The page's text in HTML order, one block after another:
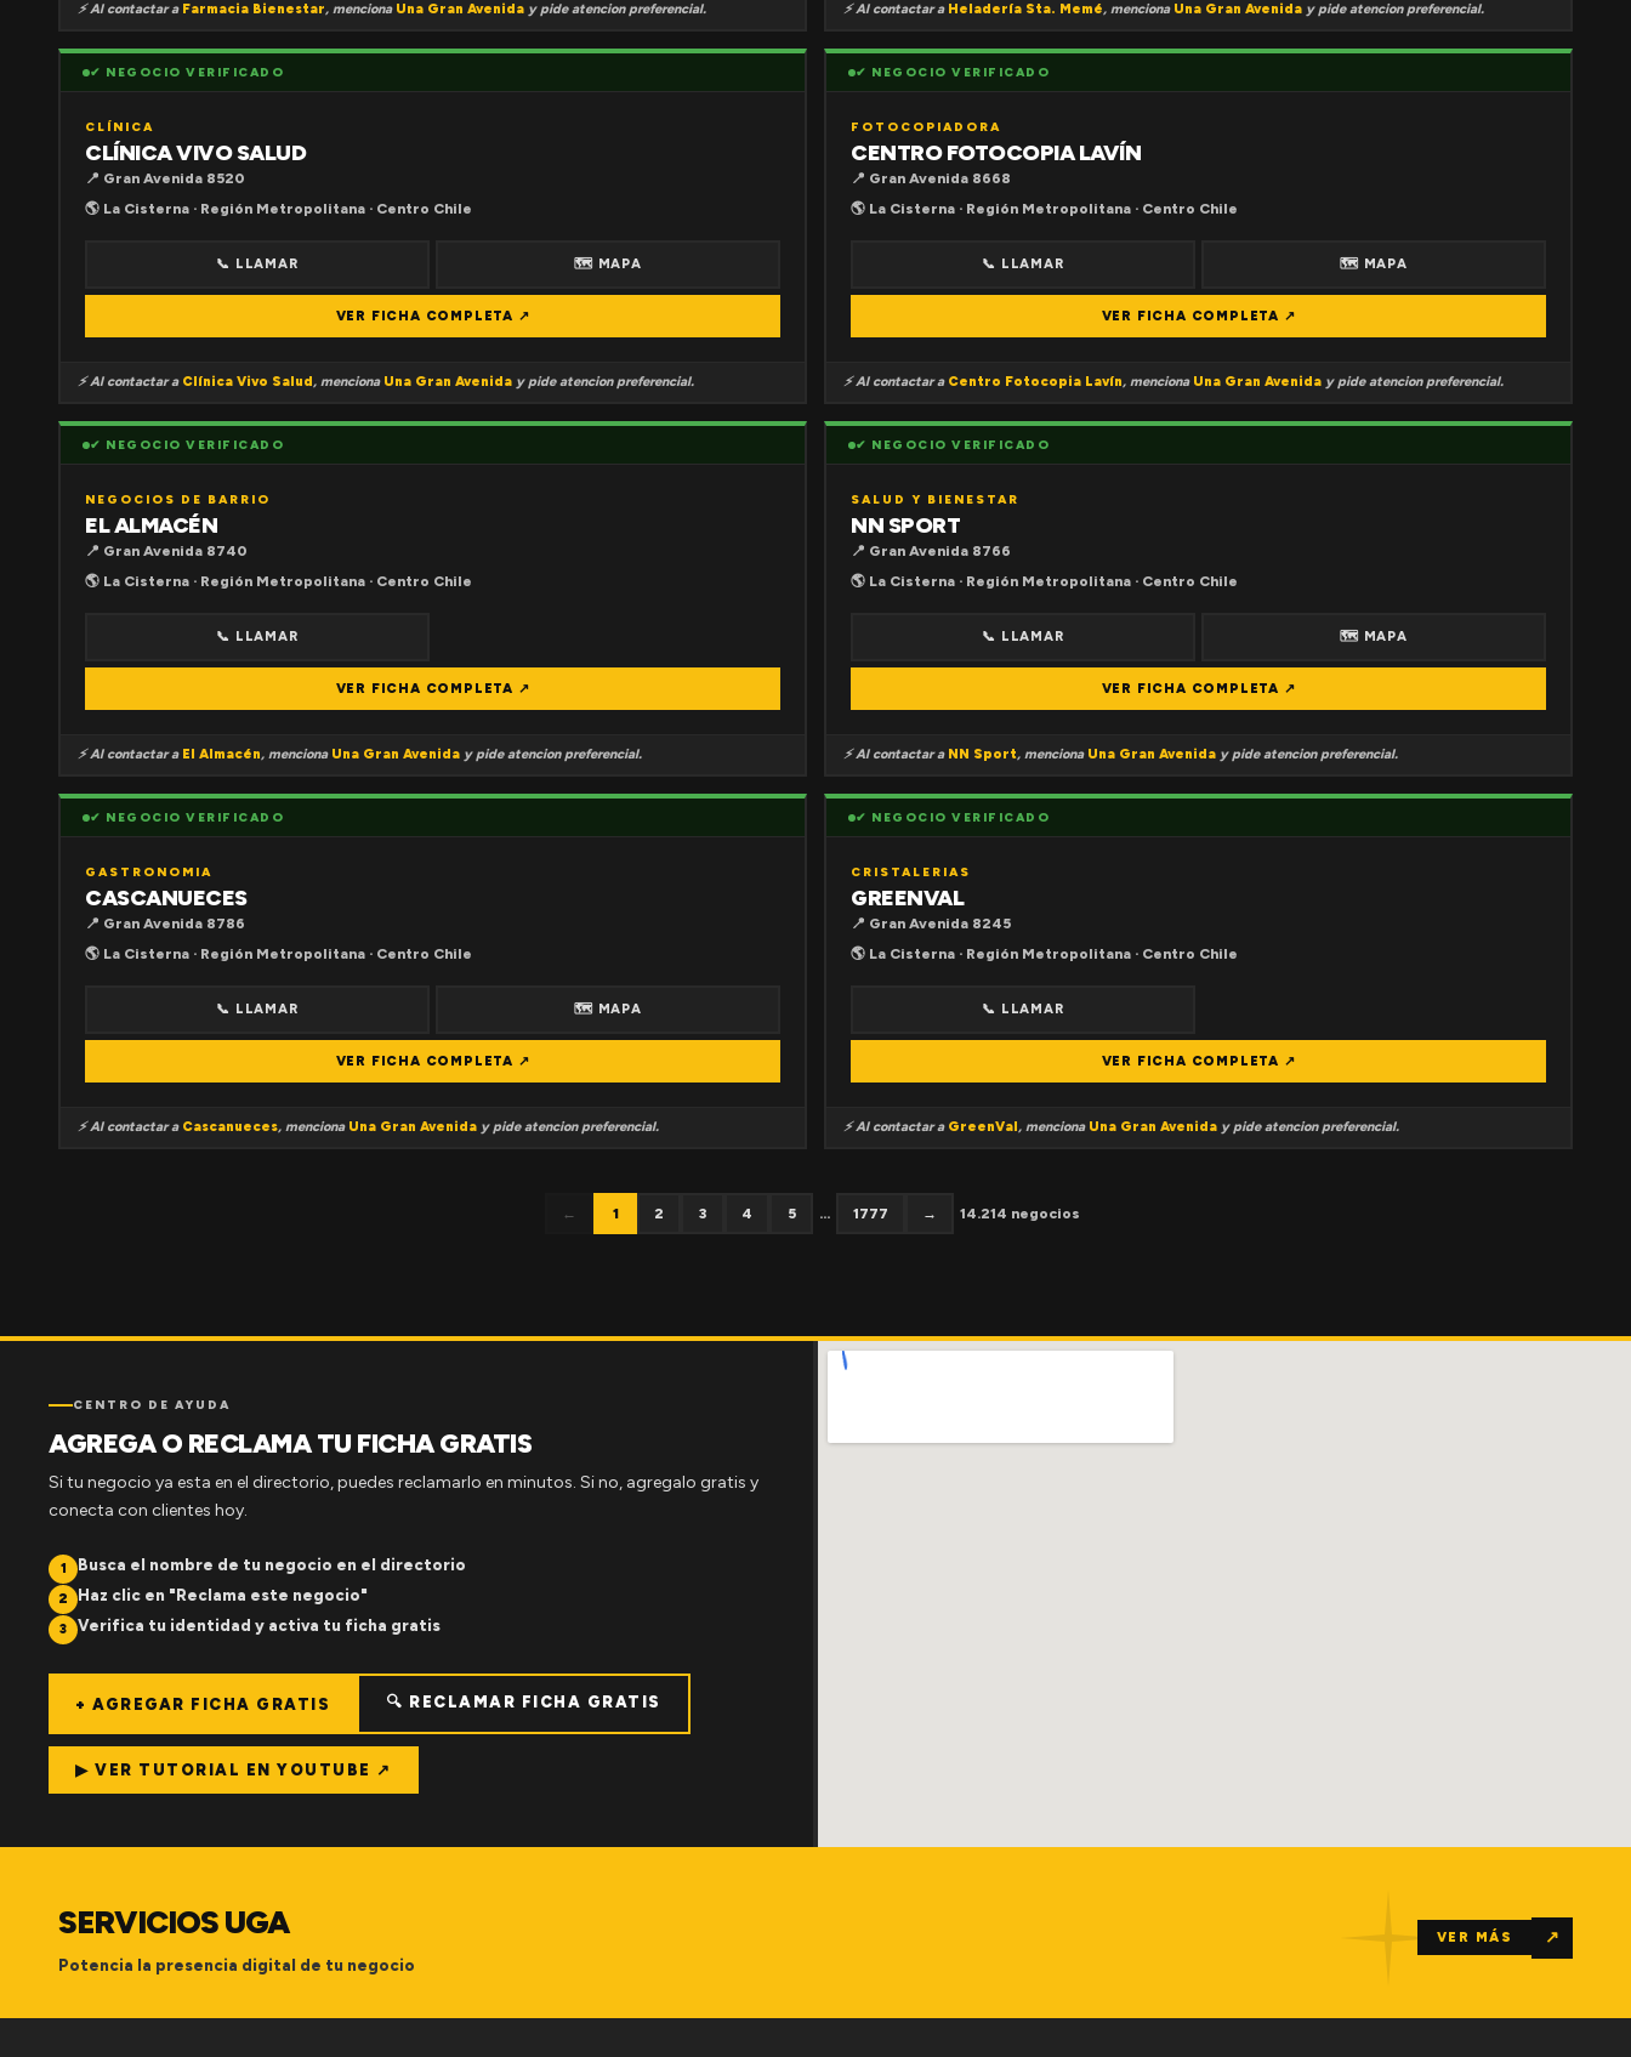
⚡ Al contactar a Farmacia Bienestar, menciona Una Gran Avenida y pide atencion preferencial. ⚡ Al contactar a Heladería Sta. Memé, menciona Una Gran Avenida y pide atencion preferencial.
✔ NEGOCIO VERIFICADO
CLÍNICA
CLÍNICA VIVO SALUD
📍 Gran Avenida 8520
🌎 La Cisterna · Región Metropolitana · Centro Chile
📞 LLAMAR 🗺 MAPA
VER FICHA COMPLETA ↗
⚡ Al contactar a Clínica Vivo Salud, menciona Una Gran Avenida y pide atencion preferencial.
✔ NEGOCIO VERIFICADO
FOTOCOPIADORA
CENTRO FOTOCOPIA LAVÍN
📍 Gran Avenida 8668
🌎 La Cisterna · Región Metropolitana · Centro Chile
📞 LLAMAR 🗺 MAPA
VER FICHA COMPLETA ↗
⚡ Al contactar a Centro Fotocopia Lavín, menciona Una Gran Avenida y pide atencion preferencial.
✔ NEGOCIO VERIFICADO
NEGOCIOS DE BARRIO
EL ALMACÉN
📍 Gran Avenida 8740
🌎 La Cisterna · Región Metropolitana · Centro Chile
📞 LLAMAR
VER FICHA COMPLETA ↗
⚡ Al contactar a El Almacén, menciona Una Gran Avenida y pide atencion preferencial.
✔ NEGOCIO VERIFICADO
SALUD Y BIENESTAR
NN SPORT
📍 Gran Avenida 8766
🌎 La Cisterna · Región Metropolitana · Centro Chile
📞 LLAMAR 🗺 MAPA
VER FICHA COMPLETA ↗
⚡ Al contactar a NN Sport, menciona Una Gran Avenida y pide atencion preferencial.
✔ NEGOCIO VERIFICADO
GASTRONOMIA
CASCANUECES
📍 Gran Avenida 8786
🌎 La Cisterna · Región Metropolitana · Centro Chile
📞 LLAMAR 🗺 MAPA
VER FICHA COMPLETA ↗
⚡ Al contactar a Cascanueces, menciona Una Gran Avenida y pide atencion preferencial.
✔ NEGOCIO VERIFICADO
CRISTALERIAS
GREENVAL
📍 Gran Avenida 8245
🌎 La Cisterna · Región Metropolitana · Centro Chile
📞 LLAMAR
VER FICHA COMPLETA ↗
⚡ Al contactar a GreenVal, menciona Una Gran Avenida y pide atencion preferencial.
← 1 2 3 4 5 ... 1777 → 14.214 negocios
CENTRO DE AYUDA
AGREGA O RECLAMA TU FICHA GRATIS
Si tu negocio ya esta en el directorio, puedes reclamarlo en minutos. Si no, agregalo gratis y
conecta con clientes hoy.
1 Busca el nombre de tu negocio en el directorio
2 Haz clic en "Reclama este negocio"
3 Verifica tu identidad y activa tu ficha gratis
+ AGREGAR FICHA GRATIS 🔍 RECLAMAR FICHA GRATIS
▶ VER TUTORIAL EN YOUTUBE ↗
SERVICIOS UGA
Potencia la presencia digital de tu negocio
VER MÁS ↗